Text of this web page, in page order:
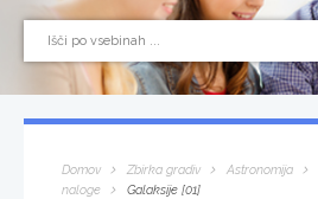
Domov Zbirka gradiv Astronomija
naloge
Galaksije [01]